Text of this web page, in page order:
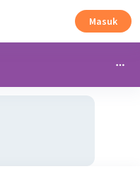
Masuk